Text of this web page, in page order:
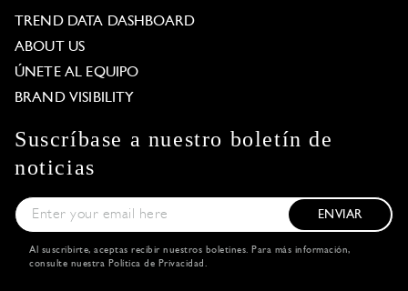
TREND DATA DASHBOARD
ABOUT US
ÚNETE AL EQUIPO
BRAND VISIBILITY
Suscríbase a nuestro boletín de
noticias
ENVIAR
Al suscribirte, aceptas recibir nuestros boletines. Para más información,
consulte nuestra Política de Privacidad .